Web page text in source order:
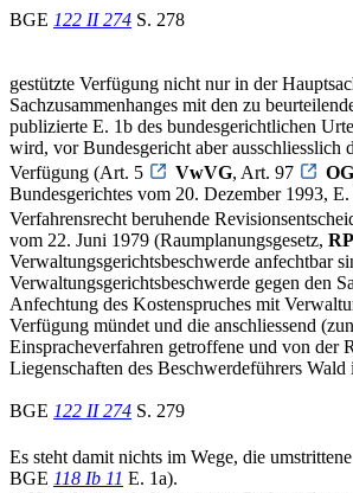
BGE 122 II 274 S. 278
gestützte Verfügung nicht nur in der
Sachzusammenhanges mit den zu
publizierte E. 1b des bundesgerichtlichen
wird, vor Bundesgericht aber ausschliesslich
Verfügung (Art. 5
VwVG, Art. 97 OG
Bundesgerichtes vom 20. Dezember 1993,
Verfahrensrecht beruhende
vom 22. Juni 1979 (Raumplanungsgesetz,
Verwaltungsgerichtsbeschwerde anfechtbar
Verwaltungsgerichtsbeschwerde gegen den
Anfechtung des Kostenspruches mit
Verfügung mündet und die anschliessend
Einspracheverfahren getroffene und von der
Liegenschaften des Beschwerdeführers Wald
BGE 122 II 274 S. 279
Es steht damit nichts im Wege, die
BGE 118 Ib 11 E. 1a).